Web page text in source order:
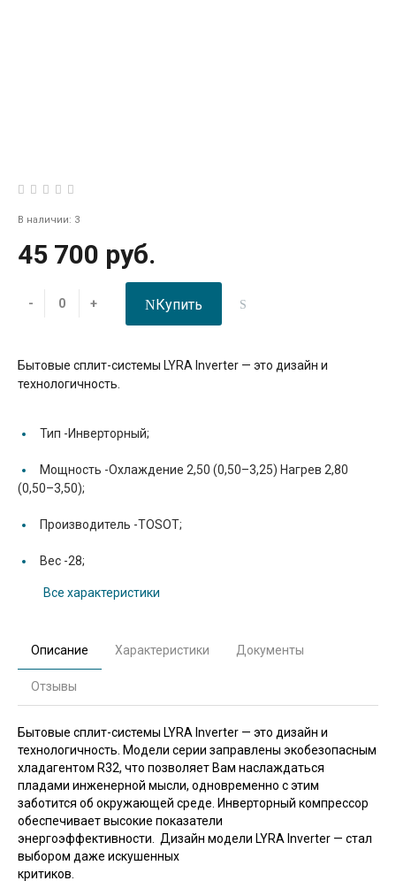
В наличии: 3
45 700 руб.
- + Купить
Бытовые сплит-системы LYRA Inverter — это дизайн и
технологичность.
Тип -Инверторный;
Мощность -Охлаждение 2,50 (0,50–3,25) Нагрев 2,80
(0,50–3,50);
Производитель -TOSOT;
Вес -28;
Все характеристики
Описание Характеристики Документы
Отзывы
Бытовые сплит-системы LYRA Inverter — это дизайн и
технологичность. Модели серии заправлены экобезопасным
хладагентом R32, что позволяет Вам наслаждаться
пладами инженерной мысли, одновременно с этим
заботится об окружающей среде. Инверторный компрессор
обеспечивает высокие показатели
энергоэффективности. Дизайн модели LYRA Inverter — стал
выбором даже искушенных
критиков.